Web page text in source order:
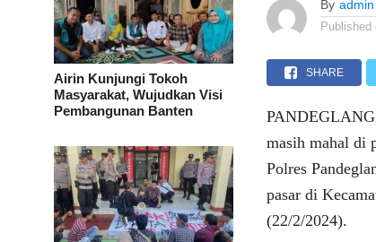
Airin Kunjungi Tokoh
Masyarakat, Wujudkan Visi
Pembangunan Banten
By admin
Published
SHARE
masih mahal di
Polres
pasar di
(22/2/2024).